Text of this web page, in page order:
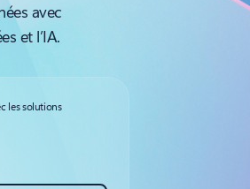
avec
et l’IA.
les solutions